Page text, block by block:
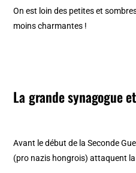
On est loin des petites et
moins charmantes !
La grande synagogue
Avant le début de la Seconde
(pro nazis hongrois) attaquent